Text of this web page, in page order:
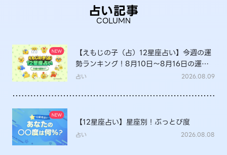
占い記事
COLUMN
【えもじの子（占）12星座占い】今週の運
勢ランキング！8月10日～8月16日の運勢
は？
占い 2026.08.09
【12星座占い】星座別！ぶっとび度
占い 2026.08.08